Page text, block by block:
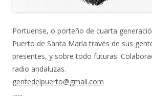
Portuense, o porteño de cuarta
Puerto de Santa María través de sus
presentes, y sobre todo futuras.
radio andaluzas.
gentedelpuerto@gmail.com
----